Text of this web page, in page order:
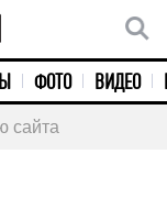
ФОТО ВИДЕО
сайта